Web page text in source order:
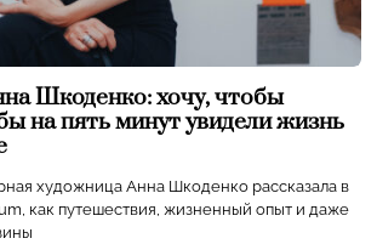
Шкоденко: хочу, чтобы
на пять минут увидели жизнь
художница Анна Шкоденко рассказала в
как путешествия, жизненный опыт и даже